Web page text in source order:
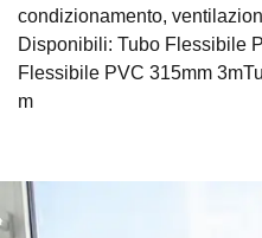
condizionamento,
Disponibili: Tubo Flessibile
Flessibile PVC 315mm
m